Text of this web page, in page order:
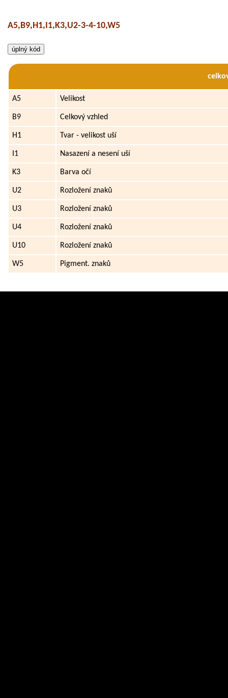
A5,B9,H1,I1,K3,U2-3-4-10,W5
A5 Velikost
B9 Celkový vzhled
H1 Tvar - velikost uší
I1 Nasazení a nesení uší
K3 Barva očí
U2 Rozložení znaků
U3 Rozložení znaků
U4 Rozložení znaků
U10 Rozložení znaků
W5 Pigment. znaků